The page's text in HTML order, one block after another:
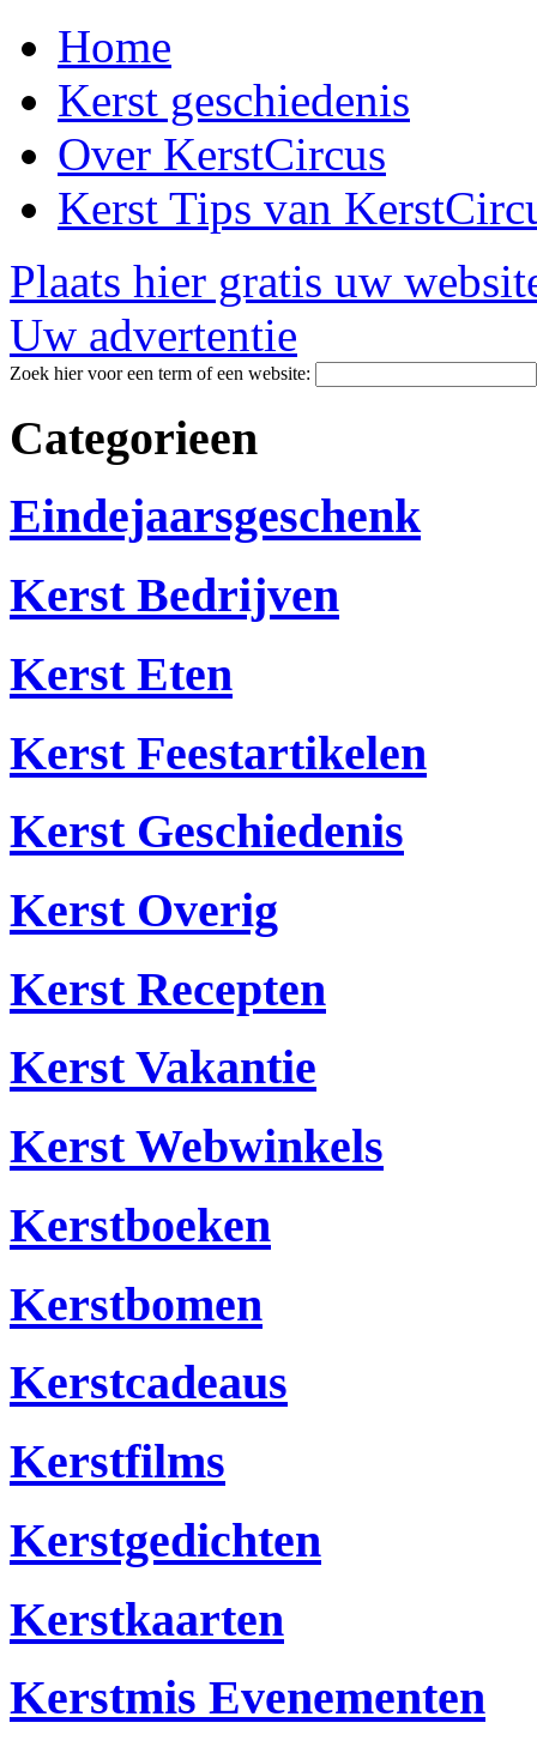
Home
Kerst geschiedenis
Over KerstCircus
Kerst Tips van
Plaats hier gratis uw
Uw advertentie
Zoek hier voor een term of een website:
Categorieen
Eindejaarsgeschenk
Kerst Bedrijven
Kerst Eten
Kerst Feestartikelen
Kerst Geschiedenis
Kerst Overig
Kerst Recepten
Kerst Vakantie
Kerst Webwinkels
Kerstboeken
Kerstbomen
Kerstcadeaus
Kerstfilms
Kerstgedichten
Kerstkaarten
Kerstmis Evenementen